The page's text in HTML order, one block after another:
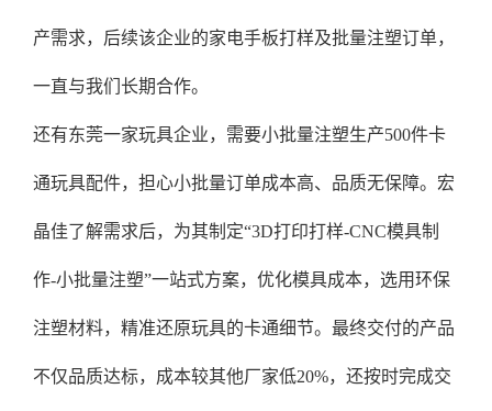
产需求，后续该企业的家电手板打样及批量注塑订单，
一直与我们长期合作。
还有东莞一家玩具企业，需要小批量注塑生产500件卡
通玩具配件，担心小批量订单成本高、品质无保障。宏
晶佳了解需求后，为其制定“3D打印打样-CNC模具制
作-小批量注塑”一站式方案，优化模具成本，选用环保
注塑材料，精准还原玩具的卡通细节。最终交付的产品
不仅品质达标，成本较其他厂家低20%，还按时完成交